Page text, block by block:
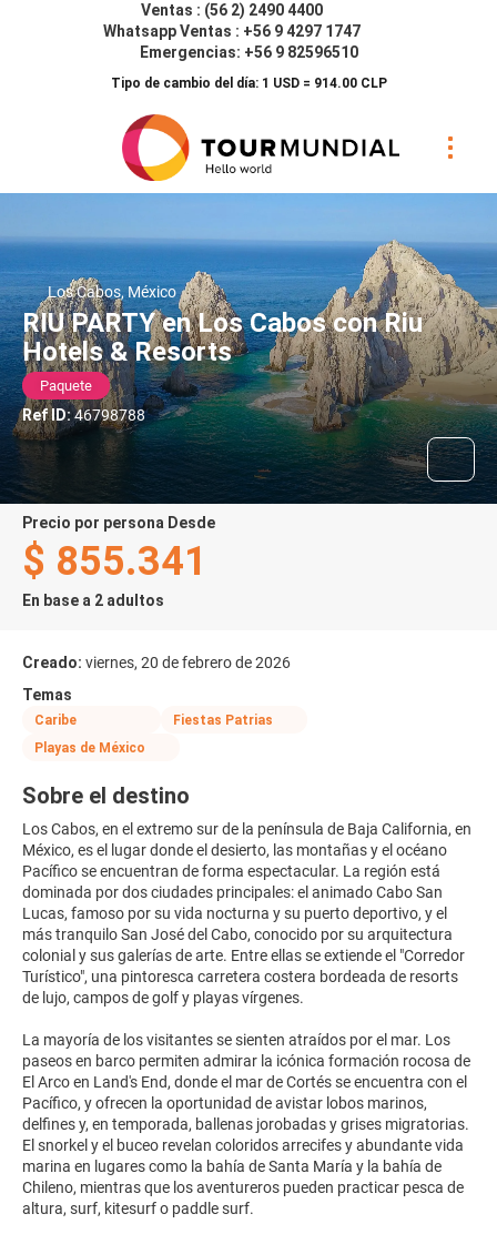
Ventas : (56 2) 2490 4400
Whatsapp Ventas : +56 9 4297 1747
Emergencias: +56 9 82596510
Tipo de cambio del día: 1 USD = 914.00 CLP
Los Cabos, México
RIU PARTY en Los Cabos con Riu
Hotels & Resorts
Paquete
Ref ID:46798788
precio por persona Desde
$ 855.341
En base a 2 adultos
Creado: viernes, 20 de febrero de 2026
Temas
Caribe
Fiestas Patrias
Playas de México
Sobre el destino
Los Cabos, en el extremo sur de la península de Baja California, en
México, es el lugar donde el desierto, las montañas y el océano
Pacífico se encuentran de forma espectacular. La región está
dominada por dos ciudades principales: el animado Cabo San
Lucas, famoso por su vida nocturna y su puerto deportivo, y el
más tranquilo San José del Cabo, conocido por su arquitectura
colonial y sus galerías de arte. Entre ellas se extiende el "Corredor
Turístico", una pintoresca carretera costera bordeada de resorts
de lujo, campos de golf y playas vírgenes.
La mayoría de los visitantes se sienten atraídos por el mar. Los
paseos en barco permiten admirar la icónica formación rocosa de
El Arco en Land's End, donde el mar de Cortés se encuentra con el
Pacífico, y ofrecen la oportunidad de avistar lobos marinos,
delfines y, en temporada, ballenas jorobadas y grises migratorias.
El snorkel y el buceo revelan coloridos arrecifes y abundante vida
marina en lugares como la bahía de Santa María y la bahía de
Chileno, mientras que los aventureros pueden practicar pesca de
altura, surf, kitesurf o paddle surf.